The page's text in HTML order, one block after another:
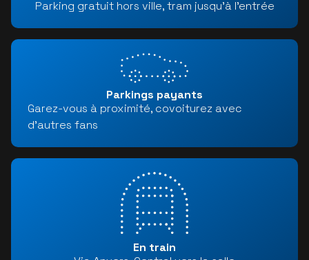
Parking gratuit hors ville, tram jusqu'à l'entrée
Parkings payants
Garez-vous à proximité, covoiturez avec
d'autres fans
En train